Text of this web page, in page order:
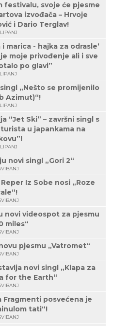
festivalu, svoje će pjesme
izvođača – Hrvoje
i Dario Terglav!
i marica - hajka za odrasle’
moje privođenje ali i sve
po glavi”
„Nešto se promijenilo
Azimut)“!
“Jet Ski” – završni singl s
u japankama na
novi singl „Gori 2“
Iz Sobe nosi „Roze
novi videospot za pjesmu
miles“
pjesmu „Vatromet“
novi singl „Klapa za
for the Earth“
Fragmenti posvećena je
tati“!